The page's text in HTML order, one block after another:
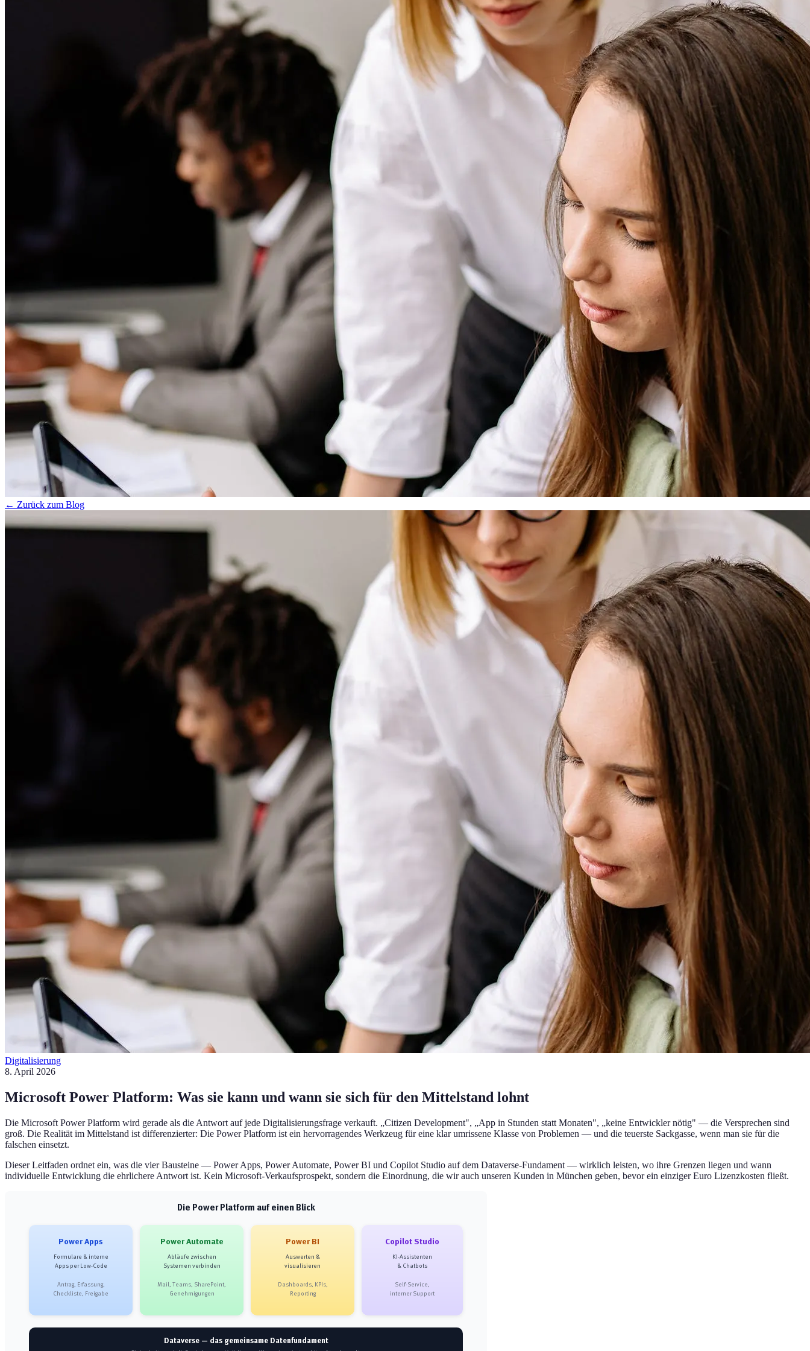
← Zurück zum Blog
Digitalisierung
8. April 2026
Microsoft Power Platform: Was sie kann und wann sie sich für den Mittelstand lohnt
Die Microsoft Power Platform wird gerade als die Antwort auf jede Digitalisierungsfrage verkauft. „Citizen Development", „App in Stunden statt Monaten", „keine Entwickler nötig" — die Versprechen sind
groß. Die Realität im Mittelstand ist differenzierter: Die Power Platform ist ein hervorragendes Werkzeug für eine klar umrissene Klasse von Problemen — und die teuerste Sackgasse, wenn man sie für die
falschen einsetzt.
Dieser Leitfaden ordnet ein, was die vier Bausteine — Power Apps, Power Automate, Power BI und Copilot Studio auf dem Dataverse-Fundament — wirklich leisten, wo ihre Grenzen liegen und wann
individuelle Entwicklung die ehrlichere Antwort ist. Kein Microsoft-Verkaufsprospekt, sondern die Einordnung, die wir auch unseren Kunden in München geben, bevor ein einziger Euro Lizenzkosten fließt.
Die Power Platform auf einen Blick
Power Apps
Formulare & interne
Apps per Low-Code
Antrag, Erfassung,
Checkliste, Freigabe
Power Automate
Abläufe zwischen
Systemen verbinden
Mail, Teams, SharePoint,
Genehmigungen
Power BI
Auswerten &
visualisieren
Dashboards, KPIs,
Reporting
Copilot Studio
KI-Assistenten
& Chatbots
Self-Service,
interner Support
Dataverse — das gemeinsame Datenfundament